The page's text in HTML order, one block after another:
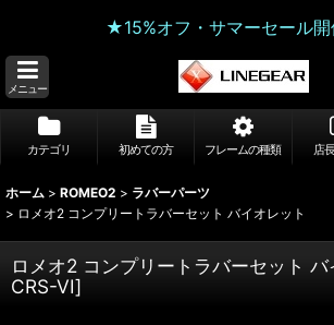
★15%オフ・サマーセール開
メニュー
カテゴリ 初めての方 フレームの種類 店
ホーム > ROMEO2 > ラバーパーツ
> ロメオ2 コンプリートラバーセット バイオレット
ロメオ2 コンプリートラバーセット バ
CRS-VI]